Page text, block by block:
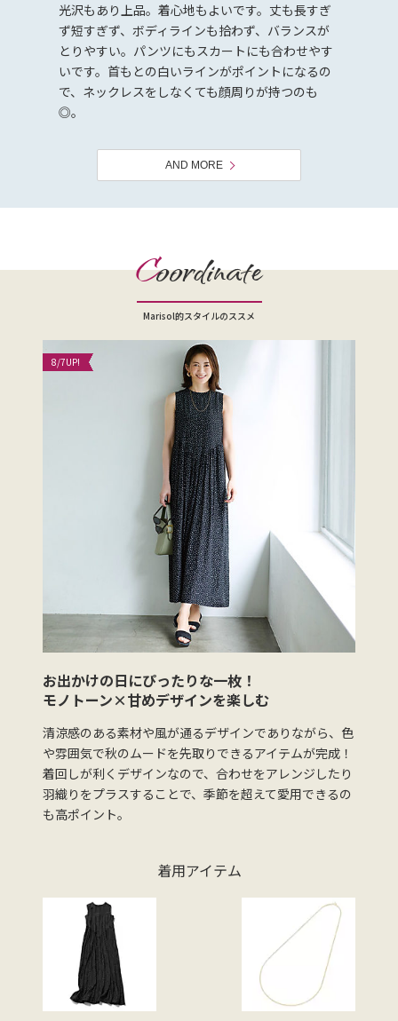
光沢もあり上品。着心地もよいです。丈も長すぎ
ず短すぎず、ボディラインも拾わず、バランスが
とりやすい。パンツにもスカートにも合わせやす
いです。首もとの白いラインがポイントになるの
で、ネックレスをしなくても顔周りが持つのも
◎。
AND MORE
Coordinate
Marisol的スタイルのススメ
8/7UP!
お出かけの日にぴったりな一枚！
モノトーン×甘めデザインを楽しむ
清涼感のある素材や風が通るデザインでありながら、色
や雰囲気で秋のムードを先取りできるアイテムが完成！
着回しが利くデザインなので、合わせをアレンジしたり
羽織りをプラスすることで、季節を超えて愛用できるの
も高ポイント。
着用アイテム